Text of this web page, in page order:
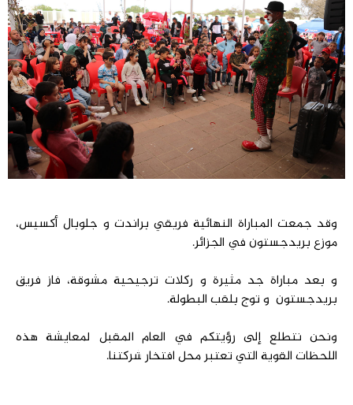
وقد جمعت المباراة النهائية فريقي براندت و جلوبال أكسيس،
موزع بريدجستون في الجزائر.
و بعد مباراة جد مثيرة و ركلات ترجيحية مشوقة، فاز فريق
بريدجستون و توج بلقب البطولة.
ونحن نتطلع إلى رؤيتكم في العام المقبل لمعايشة هذه
اللحظات القوية التي تعتبر محل افتخار شركتنا.